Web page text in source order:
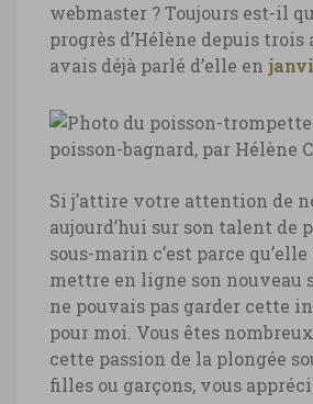
webmaster ? Toujours est-il
progrès d’Hélène depuis trois
avais déjà parlé d’elle en
Si j’attire votre attention de
aujourd’hui sur son talent de
sous-marin c’est parce
mettre en ligne son nouveau
ne pouvais pas garder cette
pour moi. Vous êtes
cette passion de la plongée
filles ou garçons, vous